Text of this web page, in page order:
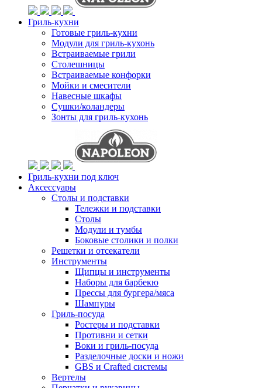
Гриль-кухни
Готовые гриль-кухни
Модули для гриль-кухонь
Встраиваемые грили
Столешницы
Встраиваемые конфорки
Мойки и смесители
Навесные шкафы
Сушки/коландеры
Зонты для гриль-кухонь
Гриль-кухни под ключ
Аксессуары
Столы и подставки
Тележки и подставки
Столы
Модули и тумбы
Боковые столики и полки
Решетки и отсекатели
Инструменты
Щипцы и инструменты
Наборы для барбекю
Прессы для бургера/мяса
Шампуры
Гриль-посуда
Ростеры и подставки
Противни и сетки
Воки и гриль-посуда
Разделочные доски и ножи
GBS и Crafted системы
Вертелы